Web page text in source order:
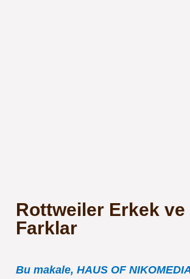
Rottweiler Erkek
Farklar
Bu makale, HAUS OF